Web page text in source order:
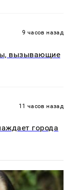
9 часов назад
вызывающие
11 часов назад
города